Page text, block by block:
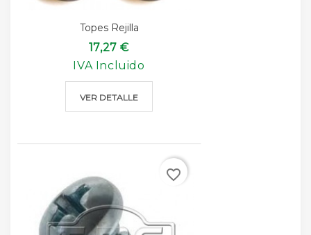
Topes Rejilla
17,27 €
IVA Incluido
VER DETALLE
favorite_border